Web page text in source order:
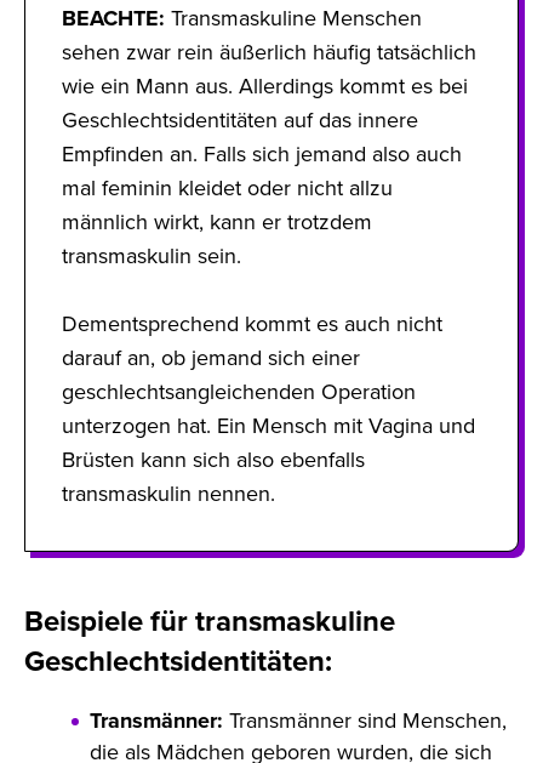
BEACHTE: Transmaskuline Menschen
sehen zwar rein äußerlich häufig tatsächlich
wie ein Mann aus. Allerdings kommt es bei
Geschlechtsidentitäten auf das innere
Empfinden an. Falls sich jemand also auch
mal feminin kleidet oder nicht allzu
männlich wirkt, kann er trotzdem
transmaskulin sein.
Dementsprechend kommt es auch nicht
darauf an, ob jemand sich einer
geschlechtsangleichenden Operation
unterzogen hat. Ein Mensch mit Vagina und
Brüsten kann sich also ebenfalls
transmaskulin nennen.
Beispiele für transmaskuline
Geschlechtsidentitäten:
Transmänner: Transmänner sind Menschen,
die als Mädchen geboren wurden, die sich